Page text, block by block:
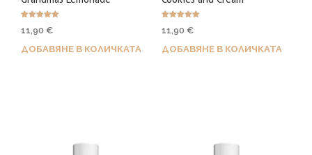
5.00
11,90 €
ДОБАВЯНЕ В КОЛИЧКАТА
5.00
11,90 €
ДОБАВЯНЕ В КОЛИЧКАТА